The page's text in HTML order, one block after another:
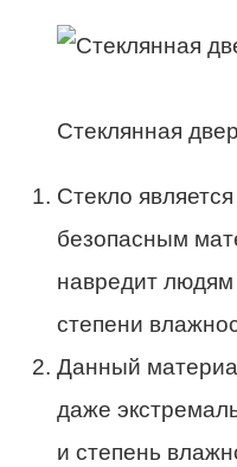
Стеклянная
Стекло
безопасным
навредит
степени
Данный
даже
и степень